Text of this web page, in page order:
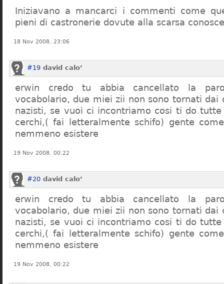
Iniziavano a mancarci i commenti come
pieni di castronerie dovute alla scarsa
18 Nov 2008, 23:06
#19 david calo’
erwin credo tu abbia cancellato la
vocabolario, due miei zii non sono tornati dai
nazisti, se vuoi ci incontriamo cosi ti do tutte
cerchi,( fai letteralmente schifo) gente
nemmeno esistere
19 Nov 2008, 00:22
#20 david calo’
erwin credo tu abbia cancellato la
vocabolario, due miei zii non sono tornati dai
nazisti, se vuoi ci incontriamo cosi ti do tutte
cerchi,( fai letteralmente schifo) gente
nemmeno esistere
19 Nov 2008, 00:22